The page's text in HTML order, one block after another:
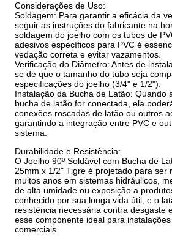
Considerações de Uso:
Soldagem: Para garantir a eficácia da
seguir as instruções do fabricante na
soldagem do joelho com os tubos de
adesivos específicos para PVC é
vedação correta e evitar vazamentos.
Verificação do Diâmetro: Antes de
se de que o tamanho do tubo seja
especificações do joelho (3/4" e 1/2").
Instalação da Bucha de Latão: Quando
bucha de latão for conectada, ela
conexões roscadas de latão ou outros
garantindo a integração entre PVC e
sistema.
Durabilidade e Resistência:
O Joelho 90º Soldável com Bucha de
25mm x 1/2" Tigre é projetado para ser
muitos anos em sistemas hidráulicos,
de alta umidade ou exposição a
conhecido por sua longa vida útil, e o
resistência necessária contra desgaste
esse componente ideal para
comerciais.